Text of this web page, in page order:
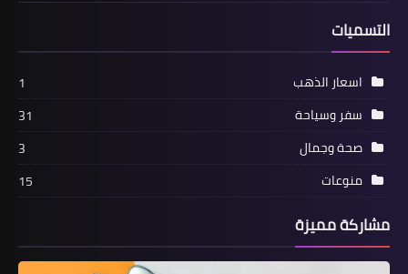
التسميات
اسعار الذهب
1
سفر وسياحة
31
صحة وجمال
3
منوعات
15
مشاركة مميزة